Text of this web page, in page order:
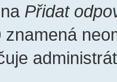
Přidat
znamená